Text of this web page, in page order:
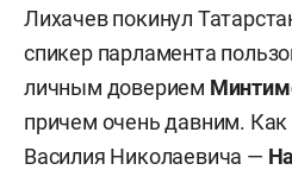
Лихачев покинул
спикер парламента
личным доверием
причем очень давним. Как
Василия Николаевича —